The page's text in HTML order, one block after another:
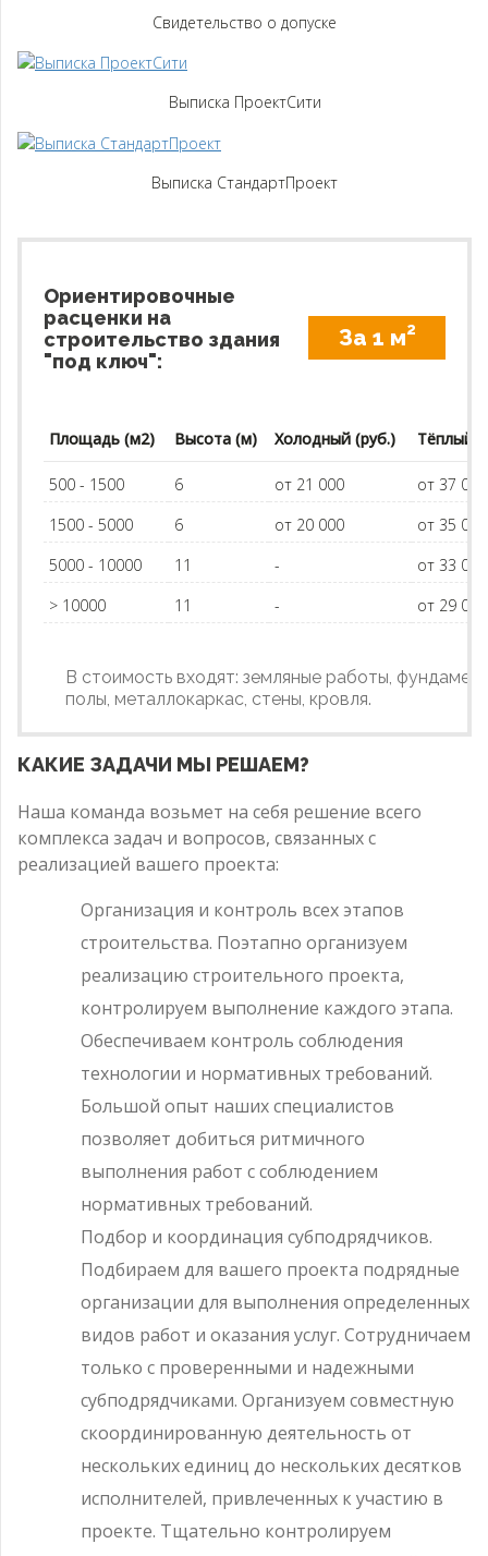
Свидетельство о допуске
Выписка ПроектСити
Выписка СтандартПроект
Ориентировочные
расценки на
строительство здания
"под ключ":
За 1 м2
Площадь (м2) Высота (м) Холодный (руб.) Тёплый
500 - 1500 6 от 21 000
от 37
1500 - 5000
6 от 20 000
от 35
5000 - 10000
11 -
от 33
> 10000
11 - от 29
В стоимость входят: земляные работы,
полы, металлокаркас, стены, кровля.
КАКИЕ ЗАДАЧИ МЫ РЕШАЕМ?
Наша команда возьмет на себя решение всего
комплекса задач и вопросов, связанных с
реализацией вашего проекта:
Организация и контроль всех этапов
строительства. Поэтапно организуем
реализацию строительного проекта,
контролируем выполнение каждого этапа.
Обеспечиваем контроль соблюдения
технологии и нормативных требований.
Большой опыт наших специалистов
позволяет добиться ритмичного
выполнения работ с соблюдением
нормативных требований.
Подбор и координация субподрядчиков.
Подбираем для вашего проекта подрядные
организации для выполнения определенных
видов работ и оказания услуг. Сотрудничаем
только с проверенными и надежными
субподрядчиками. Организуем совместную
скоординированную деятельность от
нескольких единиц до нескольких десятков
исполнителей, привлеченных к участию в
проекте. Тщательно контролируем